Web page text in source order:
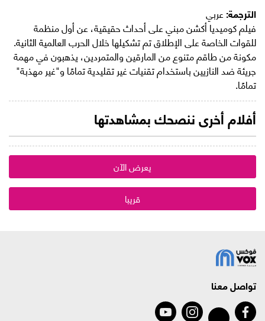
الترجمة:عربي
فيلم كوميديا أكشن مبني على أحداث حقيقية، عن أول منظمة
للقوات الخاصة على الإطلاق تم تشكيلها خلال الحرب العالمية الثانية.
مكونة من طاقم متنوع من المارقين والمتمردين، يذهبون في مهمة
جريئة ضد النازيين باستخدام تقنيات غير تقليدية تمامًا و"غير مهذبة"
تمامًا.
أفلام أخرى ننصحك بمشاهدتها
يعرض الآن
قريبا
تواصل معنا